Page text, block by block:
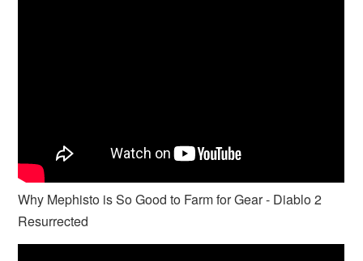
Why Mephisto is So Good to Farm for Gear - Diablo 2
Resurrected